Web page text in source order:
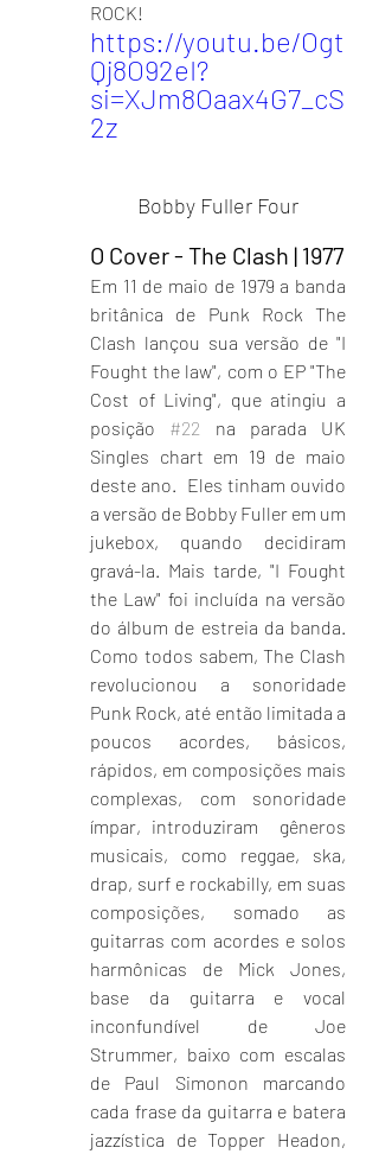
ROCK!
https://youtu.be/Ogt
Qj8O92eI?
si=XJm8Oaax4G7_cS
2z
Bobby Fuller Four
O Cover - The Clash | 1977
Em 11 de maio de 1979 a banda
britânica de Punk Rock The
Clash lançou sua versão de "I
Fought the law", com o EP "The
Cost of Living", que atingiu a
posição #22 na parada UK
Singles chart em 19 de maio
deste ano.  Eles tinham ouvido
a versão de Bobby Fuller em um
jukebox, quando decidiram
gravá-la. Mais tarde, "I Fought
the Law" foi incluída na versão
do álbum de estreia da banda.
Como todos sabem, The Clash
revolucionou a sonoridade
Punk Rock, até então limitada a
poucos acordes, básicos,
rápidos, em composições mais
complexas, com sonoridade
ímpar, introduziram  gêneros
musicais, como reggae, ska,
drap, surf e rockabilly, em suas
composições, somado as
guitarras com acordes e solos
harmônicas de Mick Jones,
base da guitarra e vocal
inconfundível de Joe
Strummer, baixo com escalas
de Paul Simonon marcando
cada frase da guitarra e batera
jazzística de Topper Headon,